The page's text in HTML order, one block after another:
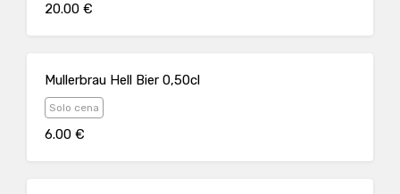
20.00 €
Mullerbrau Hell Bier 0,50cl
Solo cena
6.00 €